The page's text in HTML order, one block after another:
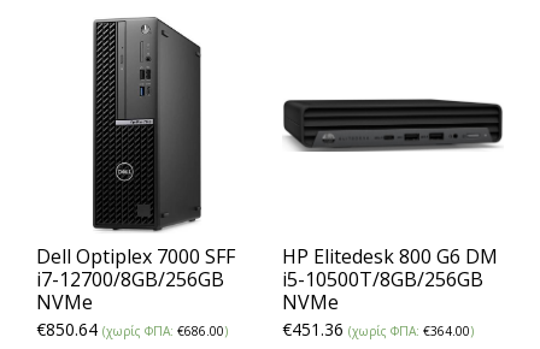
Dell Optiplex 7000 SFF
i7-12700/8GB/256GB
NVMe
€850.64 (χωρίς ΦΠΑ: €686.00)
HP Elitedesk 800 G6 DM
i5-10500Τ/8GB/256GB
NVMe
€451.36 (χωρίς ΦΠΑ: €364.00)